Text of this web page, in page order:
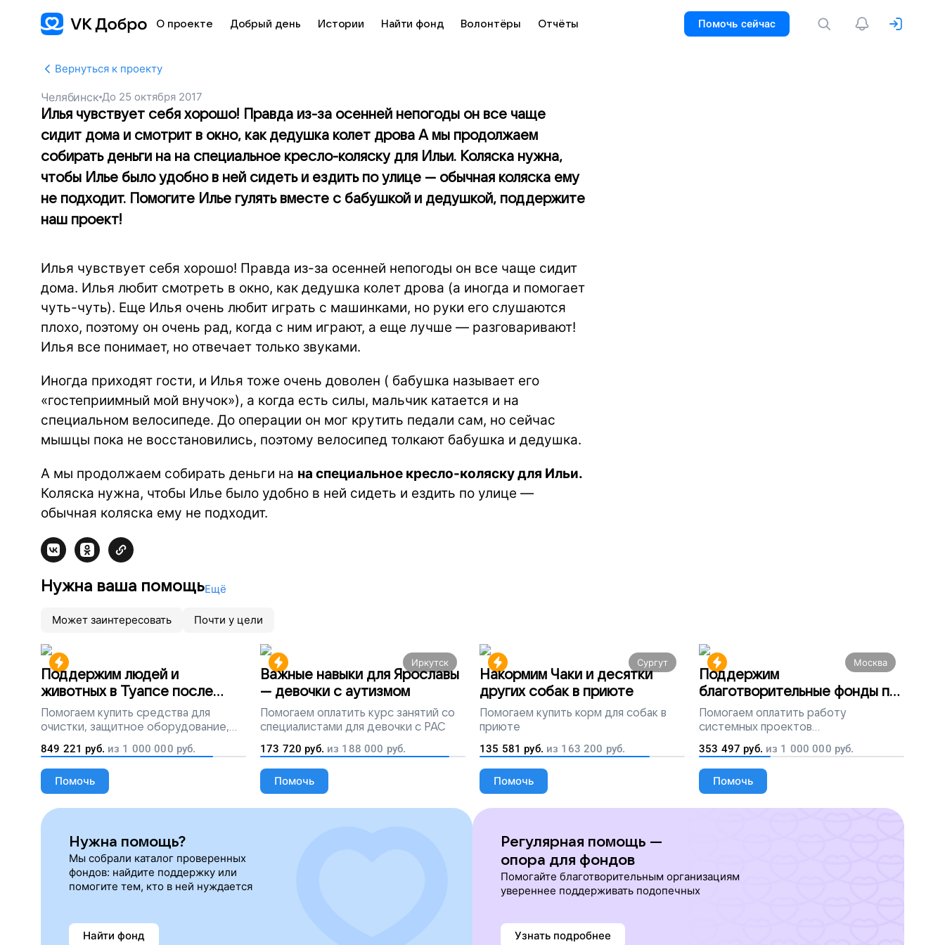
О проекте Добрый день Истории Найти фонд Волонтёры Отчёты Помочь сейчас
Вернуться к проекту
Челябинск До 25 октября 2017
Илья чувствует себя хорошо! Правда из-за осенней непогоды он все чаще
сидит дома и смотрит в окно, как дедушка колет дрова А мы продолжаем
собирать деньги на на специальное кресло-коляску для Ильи. Коляска нужна,
чтобы Илье было удобно в ней сидеть и ездить по улице — обычная коляска ему
не подходит. Помогите Илье гулять вместе с бабушкой и дедушкой, поддержите
наш проект!
Илья чувствует себя хорошо! Правда из-за осенней непогоды он все чаще сидит
дома. Илья любит смотреть в окно, как дедушка колет дрова (а иногда и помогает
чуть-чуть). Еще Илья очень любит играть с машинками, но руки его слушаются
плохо, поэтому он очень рад, когда с ним играют, а еще лучше — разговаривают!
Илья все понимает, но отвечает только звуками.
Иногда приходят гости, и Илья тоже очень доволен ( бабушка называет его
«гостеприимный мой внучок»), а когда есть силы, мальчик катается и на
специальном велосипеде. До операции он мог крутить педали сам, но сейчас
мышцы пока не восстановились, поэтому велосипед толкают бабушка и дедушка.
А мы продолжаем собирать деньги на на специальное кресло-коляску для Ильи.
Коляска нужна, чтобы Илье было удобно в ней сидеть и ездить по улице —
обычная коляска ему не подходит.
Нужна ваша помощьЕщё
Может заинтересовать Почти у цели
Поддержим людей и
животных в Туапсе после
разлива мазута
Помогаем купить средства для
очистки, защитное оборудование,
лекарства, корм и предметы первой
необходимости
849 221 руб. из 1 000 000 руб.
Помочь
Иркутск
Важные навыки для Ярославы
— девочки с аутизмом
Помогаем оплатить курс занятий со
специалистами для девочки с РАС
173 720 руб. из 188 000 руб.
Помочь
Сургут
Накормим Чаки и десятки
других собак в приюте
Помогаем купить корм для собак в
приюте
135 581 руб. из 163 200 руб.
Помочь
Москва
Поддержим
благотворительные фонды по
всей России
Помогаем оплатить работу
системных проектов
благотворительных организаций
353 497 руб. из 1 000 000 руб.
Помочь
Нужна помощь?
Мы собрали каталог проверенных
фондов: найдите поддержку или
помогите тем, кто в ней нуждается
Найти фонд
Регулярная помощь —
опора для фондов
Помогайте благотворительным организациям
увереннее поддерживать подопечных
Узнать подробнее